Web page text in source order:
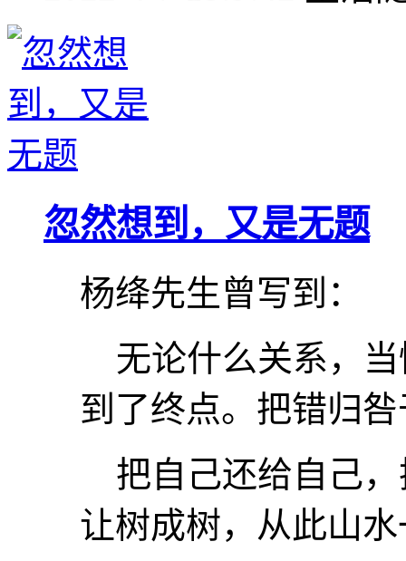
忽然想到，又是无题
杨绛先生曾写到：
无论什么关系，当
到了终点。把错归
把自己还给自己，
让树成树，从此山